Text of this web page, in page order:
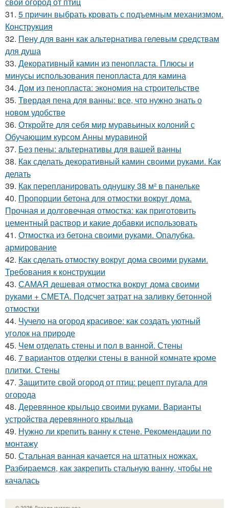
31. 5 причин выбрать кровать с подъемным механизмом.
Конструкция
32. Пену для ванн как альтернатива гелевым средствам
для душа
33. Декоративный камин из пенопласта. Плюсы и
минусы использования пенопласта для камина
34. Дом из пенопласта: экономия на строительстве
35. Твердая пена для ванны: все, что нужно знать о
новом удобстве
36. Откройте для себя мир муравьиных колоний с
Обучающим курсом Анны муравиной
37. Без пены: альтернативы для вашей ванны
38. Как сделать декоративный камин своими руками. Как
делать
39. Как перепланировать однушку 38 м² в панельке
40. Пропорции бетона для отмостки вокруг дома.
Прочная и долговечная отмостка: как приготовить
цементный раствор и какие добавки использовать
41. Отмостка из бетона своими руками. Опалубка,
армирование
42. Как сделать отмостку вокруг дома своими руками.
Требования к конструкции
43. САМАЯ дешевая отмостка вокруг дома своими
руками + СМЕТА. Подсчет затрат на заливку бетонной
отмостки
44. Чучело на огород красивое: как создать уютный
уголок на природе
45. Чем отделать стены и пол в ванной. Стены
46. 7 вариантов отделки стены в ванной комнате кроме
плитки. Стены
47. Защитите свой огород от птиц: рецепт пугала для
огорода
48. Деревянное крыльцо своими руками. Варианты
устройства деревянного крыльца
49. Нужно ли крепить ванну к стене. Рекомендации по
монтажу
50. Стальная ванная качается на штатных ножках.
Разбираемся, как закрепить стальную ванну, чтобы не
качалась